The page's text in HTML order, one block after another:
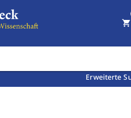
Erweiterte
shopping_cart